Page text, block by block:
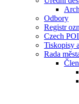
Odbory
Registr
Czech
Tiskopisy
Rada